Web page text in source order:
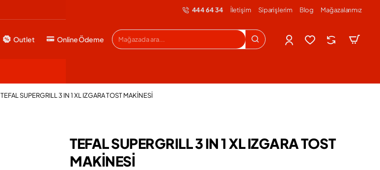
444 64 34 İletişim Siparişlerim Blog Mağazalarımız
Outlet Online Ödeme
Mağazada
ara...
TEFAL SUPERGRILL 3 IN 1 XL IZGARA TOST MAKİNESİ
TEFAL SUPERGRILL 3 IN 1 XL IZGARA TOST
MAKİNESİ